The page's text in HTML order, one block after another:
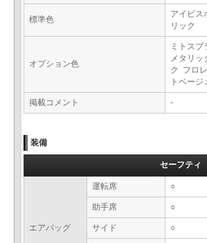
標準色
アイビス
リック
オプション色
ミトス
メタリ
ク フロ
トベージ
掲載コメント -
装備
セーフティ
エアバッグ
運転席 ○
助手席 ○
サイド ○